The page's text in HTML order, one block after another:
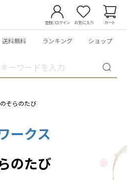
登録/ログイン お気に入り カート
送料無料 ランキング ショップ
そらのたび
ークス
のたび